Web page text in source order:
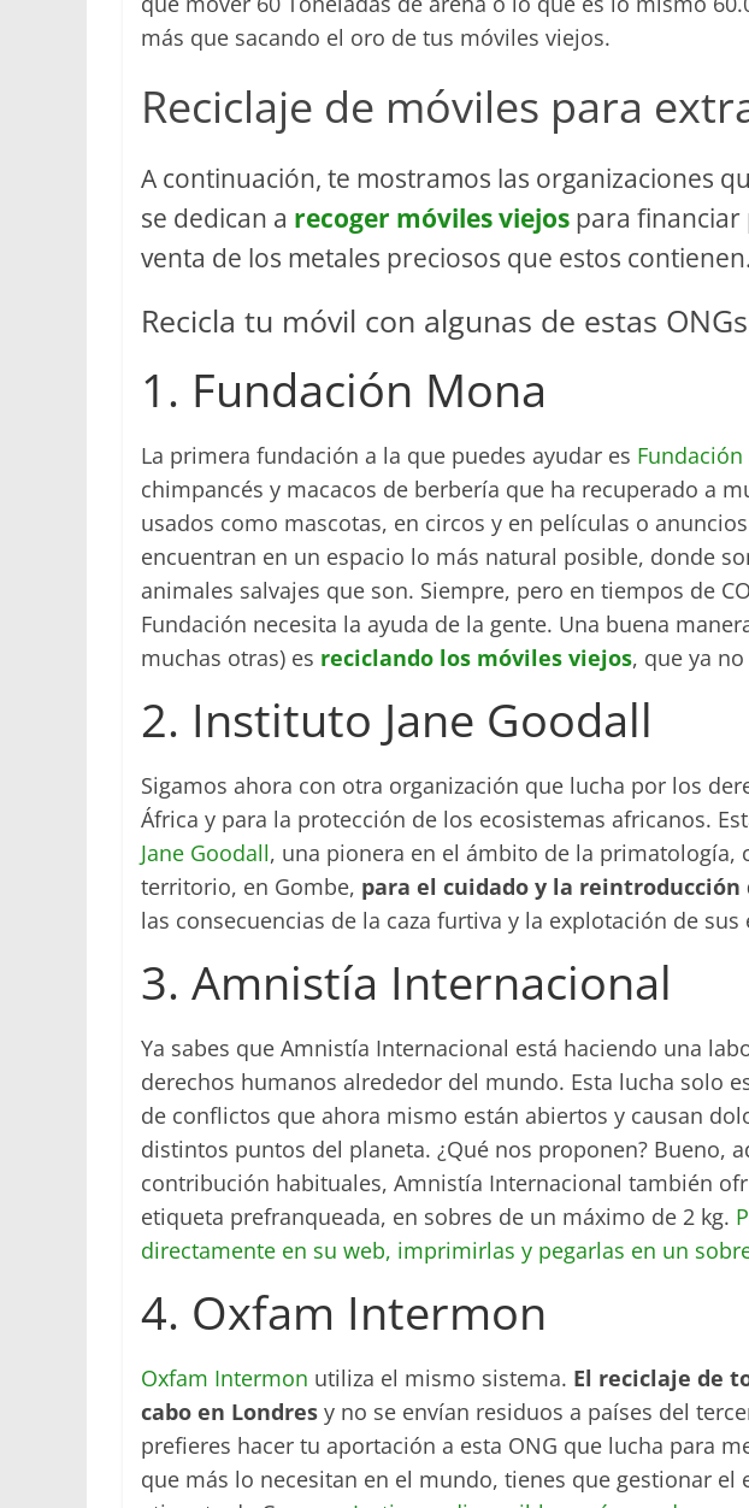
más que sacando el oro de tus móviles viejos.
Reciclaje de móviles para
A continuación, te mostramos las organizaciones
se dedican a recoger móviles viejos para financiar
venta de los metales preciosos que estos contienen.
Recicla tu móvil con algunas de estas
1. Fundación Mona
La primera fundación a la que puedes ayudar es
chimpancés y macacos de berbería que ha recuperado a
usados como mascotas, en circos y en películas o
encuentran en un espacio lo más natural posible, donde
animales salvajes que son. Siempre, pero en tiempos de
Fundación necesita la ayuda de la gente. Una buena
muchas otras) es reciclando los móviles viejos, que ya
2. Instituto Jane Goodall
Sigamos ahora con otra organización que lucha por los
África y para la protección de los ecosistemas africanos.
Jane Goodall, una pionera en el ámbito de la primatología,
territorio, en Gombe, para el cuidado y la reintroducción
las consecuencias de la caza furtiva y la explotación de sus
3. Amnistía Internacional
Ya sabes que Amnistía Internacional está haciendo una
derechos humanos alrededor del mundo. Esta lucha solo
de conflictos que ahora mismo están abiertos y causan
distintos puntos del planeta. ¿Qué nos proponen? Bueno,
contribución habituales, Amnistía Internacional también
etiqueta prefranqueada, en sobres de un máximo de 2 kg.
directamente en su web, imprimirlas y pegarlas en un
4. Oxfam Intermon
Oxfam Intermon utiliza el mismo sistema. El reciclaje de
cabo en Londres y no se envían residuos a países del
prefieres hacer tu aportación a esta ONG que lucha para
que más lo necesitan en el mundo, tienes que gestionar el